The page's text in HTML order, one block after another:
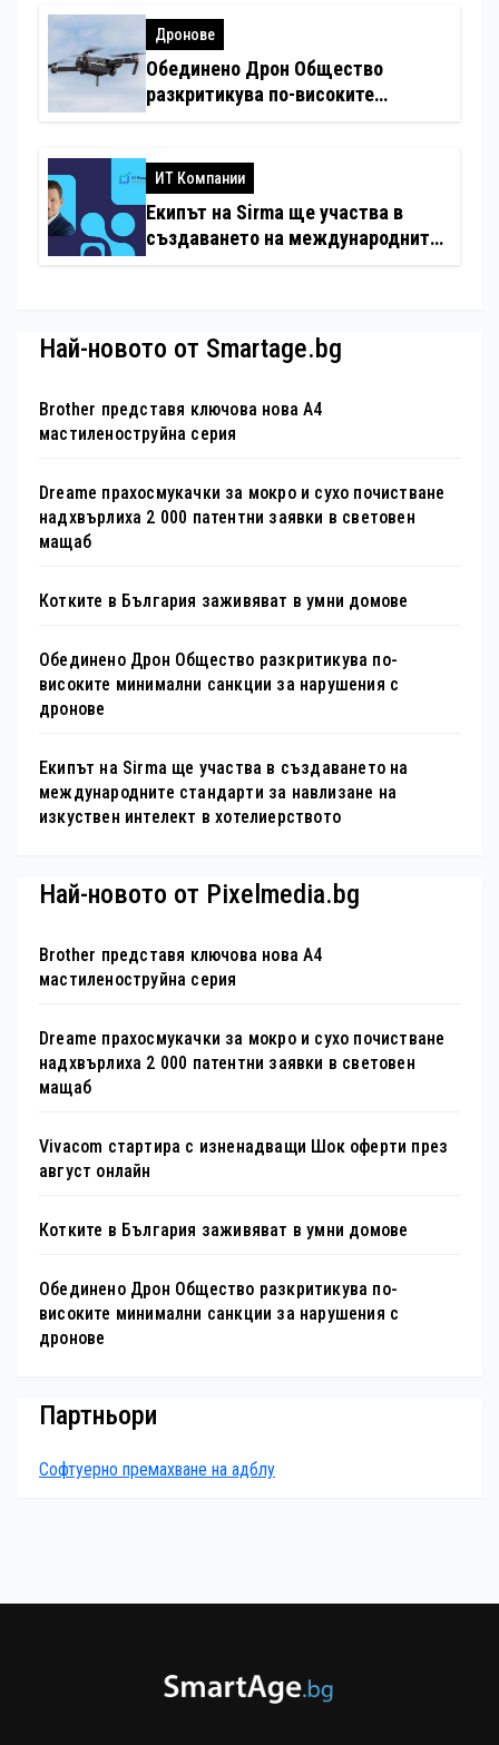
Дронове
Обединено Дрон Общество
разкритикува по-високите
ИТ Компании
Екипът на Sirma ще участва в
създаването на международните
Най-новото от Smartage.bg
Brother представя ключова нова A4
мастиленоструйна серия
Dreame прахосмукачки за мокро и сухо почистване
надхвърлиха 2 000 патентни заявки в световен
мащаб
Котките в България заживяват в умни домове
Обединено Дрон Общество разкритикува по-
високите минимални санкции за нарушения с
дронове
Екипът на Sirma ще участва в създаването на
международните стандарти за навлизане на
изкуствен интелект в хотелиерството
Най-новото от Pixelmedia.bg
Brother представя ключова нова A4
мастиленоструйна серия
Dreame прахосмукачки за мокро и сухо почистване
надхвърлиха 2 000 патентни заявки в световен
мащаб
Vivacom стартира с изненадващи Шок оферти през
август онлайн
Котките в България заживяват в умни домове
Обединено Дрон Общество разкритикува по-
високите минимални санкции за нарушения с
дронове
Партньори
Софтуерно премахване на адблу